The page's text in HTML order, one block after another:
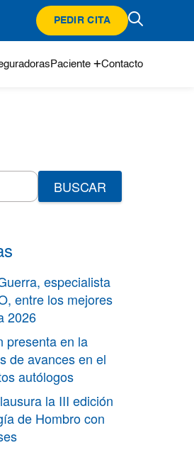
PEDIR CITA
Paciente Contacto
especialista
entre los mejores
2026
presenta en la
de avances en el
autólogos
la III edición
de Hombro con